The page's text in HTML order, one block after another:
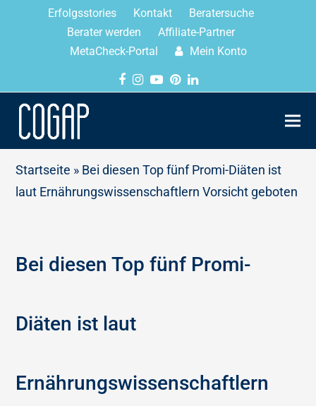
Erfolgsstories Kontakt
Beratersuche
Berater werden
Affiliate-Partner
MetaCheck-Portal
Mein Konto
Startseite » Bei diesen Top fünf Promi-Diäten ist
laut Ernährungswissenschaftlern Vorsicht geboten
Bei diesen Top fünf Promi-
Diäten ist laut
Ernährungswissenschaftlern